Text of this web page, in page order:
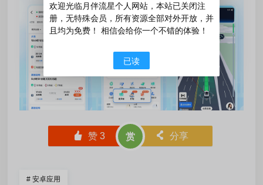
󰄼 赞3 赏 󰄯 分享
# 安卓应用
欢迎光临月伴流星个人网站，本站已关闭注
册，无特殊会员，所有资源全部对外开放，并
且均为免费！ 相信会给你一个不错的体验！
已读